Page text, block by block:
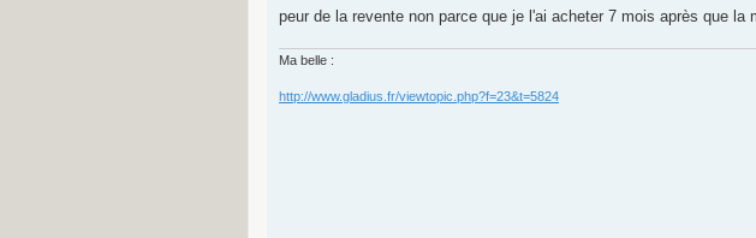
g
peur de la revente non parce que je l'ai acheter 7 mois après que la
Ma belle :
http://www.gladius.fr/viewtopic.php?f=23&t=5824